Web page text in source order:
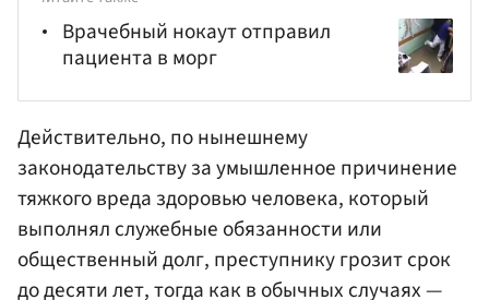
Врачебный нокаут отправил
пациента в морг
Действительно, по нынешнему
законодательству за умышленное причинение
тяжкого вреда здоровью человека, который
выполнял служебные обязанности или
общественный долг, преступнику грозит срок
до десяти лет, тогда как в обычных случаях —